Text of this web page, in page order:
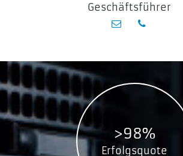
Geschäftsführer
>98%
Erfolgsquote